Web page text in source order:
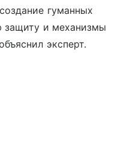
гуманных
защиту и механизмы
эксперт.